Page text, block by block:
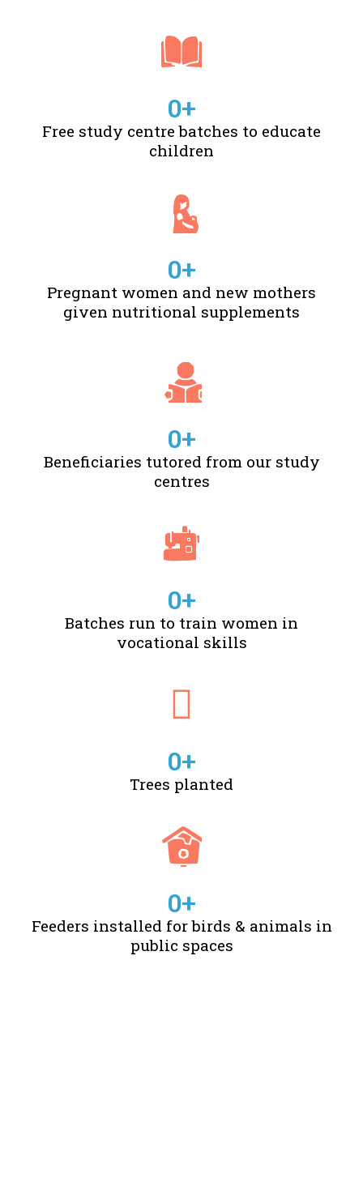
Free study centre batches to educate
children
0+
Pregnant women and new mothers
given nutritional supplements
0+
Beneficiaries tutored from our study
centres
0+
Batches run to train women in
vocational skills
0+
Trees planted
0+
Feeders installed for birds & animals in
public spaces
0+